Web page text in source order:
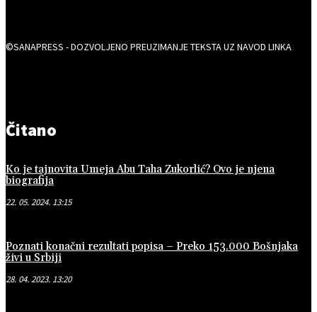
©SANAPRESS - DOZVOLJENO PREUZIMANJE TEKSTA UZ NAVOD LINKA
Čitano
Ko je tajnovita Umeja Abu Taha Zukorlić? Ovo je njena
biografija
22. 05. 2024. 13:15
Poznati konačni rezultati popisa – Preko 153.000 Bošnjaka
živi u Srbiji
28. 04. 2023. 13:20